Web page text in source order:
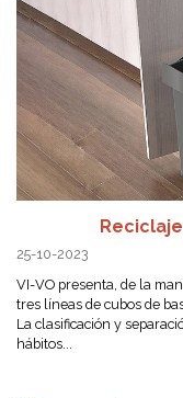
25-10-2023
VI-VO presenta, de la
tres líneas de cubos de
La clasificación y
hábitos...